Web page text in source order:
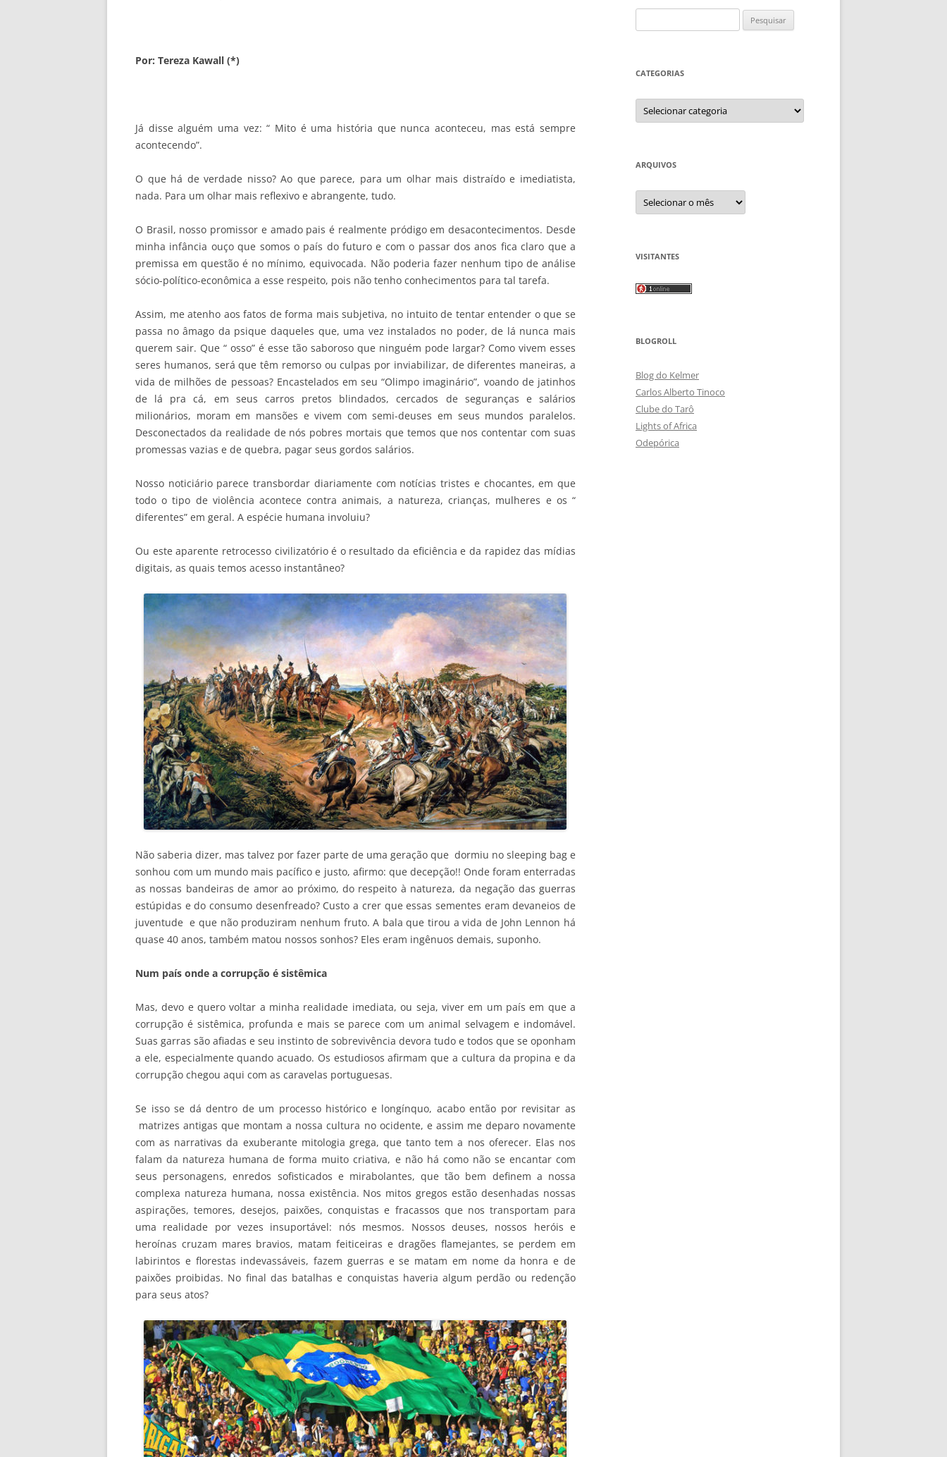
Por: Tereza Kawall (*)
Já disse alguém uma vez: “ Mito é uma história que nunca aconteceu, mas está sempre
acontecendo”.
O que há de verdade nisso? Ao que parece, para um olhar mais distraído e imediatista,
nada. Para um olhar mais reflexivo e abrangente, tudo.
O Brasil, nosso promissor e amado pais é realmente pródigo em desacontecimentos. Desde
minha infância ouço que somos o país do futuro e com o passar dos anos fica claro que a
premissa em questão é no mínimo, equivocada. Não poderia fazer nenhum tipo de análise
sócio-político-econômica a esse respeito, pois não tenho conhecimentos para tal tarefa.
Assim, me atenho aos fatos de forma mais subjetiva, no intuito de tentar entender o que se
passa no âmago da psique daqueles que, uma vez instalados no poder, de lá nunca mais
querem sair. Que “ osso” é esse tão saboroso que ninguém pode largar? Como vivem esses
seres humanos, será que têm remorso ou culpas por inviabilizar, de diferentes maneiras, a
vida de milhões de pessoas? Encastelados em seu “Olimpo imaginário”, voando de jatinhos
de lá pra cá, em seus carros pretos blindados, cercados de seguranças e salários
milionários, moram em mansões e vivem com semi-deuses em seus mundos paralelos.
Desconectados da realidade de nós pobres mortais que temos que nos contentar com suas
promessas vazias e de quebra, pagar seus gordos salários.
Nosso noticiário parece transbordar diariamente com notícias tristes e chocantes, em que
todo o tipo de violência acontece contra animais, a natureza, crianças, mulheres e os “
diferentes” em geral. A espécie humana involuiu?
Ou este aparente retrocesso civilizatório é o resultado da eficiência e da rapidez das mídias
digitais, as quais temos acesso instantâneo?
Não saberia dizer, mas talvez por fazer parte de uma geração que dormiu no sleeping bag e
sonhou com um mundo mais pacífico e justo, afirmo: que decepção!! Onde foram enterradas
as nossas bandeiras de amor ao próximo, do respeito à natureza, da negação das guerras
estúpidas e do consumo desenfreado? Custo a crer que essas sementes eram devaneios de
juventude e que não produziram nenhum fruto. A bala que tirou a vida de John Lennon há
quase 40 anos, também matou nossos sonhos? Eles eram ingênuos demais, suponho.
Num país onde a corrupção é sistêmica
Mas, devo e quero voltar a minha realidade imediata, ou seja, viver em um país em que a
corrupção é sistêmica, profunda e mais se parece com um animal selvagem e indomável.
Suas garras são afiadas e seu instinto de sobrevivência devora tudo e todos que se oponham
a ele, especialmente quando acuado. Os estudiosos afirmam que a cultura da propina e da
corrupção chegou aqui com as caravelas portuguesas.
Se isso se dá dentro de um processo histórico e longínquo, acabo então por revisitar as
matrizes antigas que montam a nossa cultura no ocidente, e assim me deparo novamente
com as narrativas da exuberante mitologia grega, que tanto tem a nos oferecer. Elas nos
falam da natureza humana de forma muito criativa, e não há como não se encantar com
seus personagens, enredos sofisticados e mirabolantes, que tão bem definem a nossa
complexa natureza humana, nossa existência. Nos mitos gregos estão desenhadas nossas
aspirações, temores, desejos, paixões, conquistas e fracassos que nos transportam para
uma realidade por vezes insuportável: nós mesmos. Nossos deuses, nossos heróis e
heroínas cruzam mares bravios, matam feiticeiras e dragões flamejantes, se perdem em
labirintos e florestas indevassáveis, fazem guerras e se matam em nome da honra e de
paixões proibidas. No final das batalhas e conquistas haveria algum perdão ou redenção
para seus atos?
por:
CATEGORIAS
Categorias
ARQUIVOS
Arquivos
VISITANTES
BLOGROLL
Blog do Kelmer
Carlos Alberto Tinoco
Clube do Tarô
Lights of Africa
Odepórica